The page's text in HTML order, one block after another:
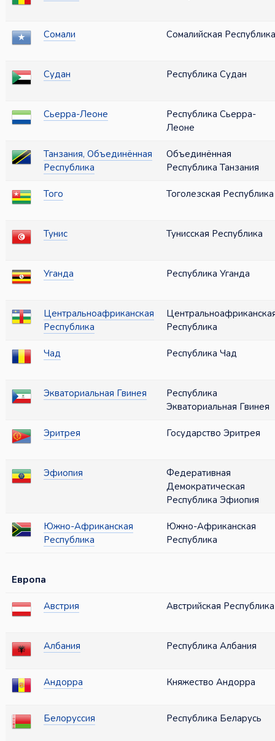
Сомали Сомалийская Республика
Судан Республика Судан
Сьерра-Леоне
Республика Сьерра-
Леоне
Танзания, Объединённая
Республика
Объединённая
Республика Танзания
Того Тоголезская Республика
Тунис Тунисская Республика
Уганда Республика Уганда
Центральноафриканская
Республика
Республика
Чад Республика Чад
Экваториальная Гвинея
Республика
Экваториальная Гвинея
Эритрея Государство Эритрея
Эфиопия
Федеративная
Демократическая
Республика Эфиопия
Южно-Африканская
Республика
Южно-Африканская
Республика
Европа
Австрия Австрийская Республика
Албания Республика Албания
Андорра Княжество Андорра
Белоруссия Республика Беларусь